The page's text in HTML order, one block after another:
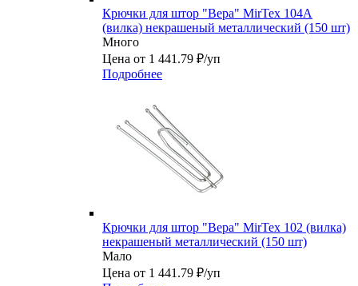
Крючки для штор "Вера" MirTex 104A
(вилка) некрашеный металлический (150 шт)
Много
Цена от 1 441.79 ₽/уп
Подробнее
Крючки для штор "Вера" MirTex 102 (вилка)
некрашеный металлический (150 шт)
Мало
Цена от 1 441.79 ₽/уп